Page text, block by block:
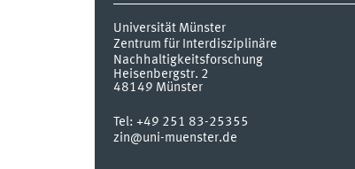
Universität Münster
Zentrum für Interdisziplinäre
Nachhaltigkeitsforschung
Heisenbergstr. 2
48149 Münster
Tel: +49 251 83-25355
zin@uni-muenster.de